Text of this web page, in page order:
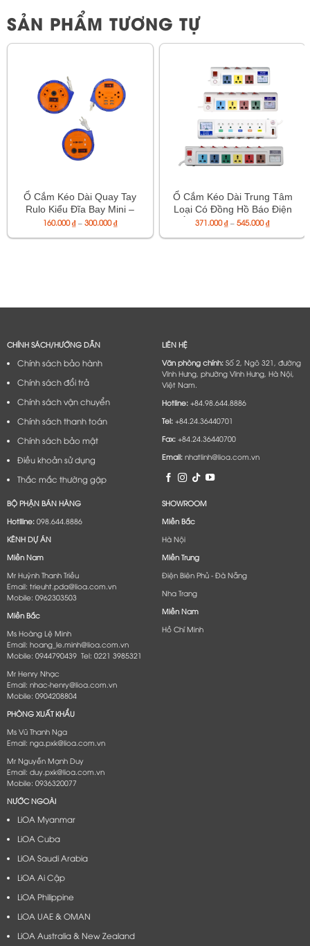
SẢN PHẨM TƯƠNG TỰ
Ổ Cắm Kéo Dài Quay Tay
Rulo Kiểu Đĩa Bay Mini –
Mã OQMN3-3, OQMN2D3-
160.000₫ – 300.000₫Khoảng
giá:
từ
Ổ Cắm Kéo Dài Trung Tâm
Loại Có Đồng Hồ Báo Điện
Áp Hoặc Công Suất, Có
371.000₫ – 545.000₫Khoảng
giá:
từ
CHÍNH SÁCH/HƯỚNG DẪN
Chính sách bảo hành
Chính sách đổi trả
Chính sách vận chuyển
Chính sách thanh toán
Chính sách bảo mật
Điều khoản sử dụng
Thắc mắc thường gặp
LIÊN HỆ
Văn phòng chính:Số 2, Ngõ 321, đường
Vĩnh Hưng, phường Vĩnh Hưng, Hà Nội,
Việt Nam.
Hotline:+84.98.644.8886
Tel:+84.24.36440701
Fax:+84.24.36440700
Email:nhatlinh@lioa.com.vn
BỘ PHẬN BÁN HÀNG
Hotlline:098.644.8886
KÊNH DỰ ÁN
Miền Nam
Mr Huỳnh Thanh Triều
Email: trieuht.pda@lioa.com.vn
Mobile: 0962303503
Miền Bắc
Ms Hoàng Lệ Minh
Email: hoang_le.minh@lioa.com.vn
Mobile: 0944790439 Tel: 0221 3985321
Mr Henry Nhạc
Email: nhac-henry@lioa.com.vn
Mobile: 0904208804
PHÒNG XUẤT KHẨU
Ms Vũ Thanh Nga
Email: nga.pxk@lioa.com.vn
Mr Nguyễn Mạnh Duy
Email: duy.pxk@lioa.com.vn
Mobile: 0936320077
SHOWROOM
Miền Bắc
Hà Nội
Miền Trung
Điện Biên Phủ - Đà Nẵng​
Nha Trang
Miền Nam
Hồ Chí Minh
NƯỚC NGOÀI
LiOA Myanmar
LiOA Cuba
LiOA Saudi Arabia
LiOA Ai Cập
LiOA Philippine
LiOA UAE & OMAN
LiOA Australia & New Zealand